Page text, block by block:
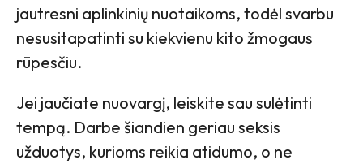
jautresni aplinkinių nuotaikoms, todėl svarbu
nesusitapatinti su kiekvienu kito žmogaus
rūpesčiu.
Jei jaučiate nuovargį, leiskite sau sulėtinti
tempą. Darbe šiandien geriau seksis
užduotys, kurioms reikia atidumo, o ne